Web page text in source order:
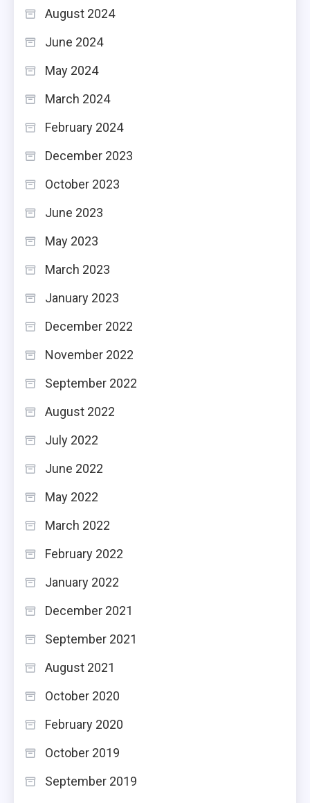
August 2024
June 2024
May 2024
March 2024
February 2024
December 2023
October 2023
June 2023
May 2023
March 2023
January 2023
December 2022
November 2022
September 2022
August 2022
July 2022
June 2022
May 2022
March 2022
February 2022
January 2022
December 2021
September 2021
August 2021
October 2020
February 2020
October 2019
September 2019